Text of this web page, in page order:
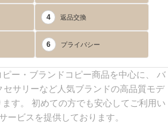
4 返品交換
6 プライバシー
ー・ブランドコピー商品を中心に、 バ
セサリーなど人気ブランドの高品質モデ
す。 初めての方でも安心してご利用い
ービスを提供しております。